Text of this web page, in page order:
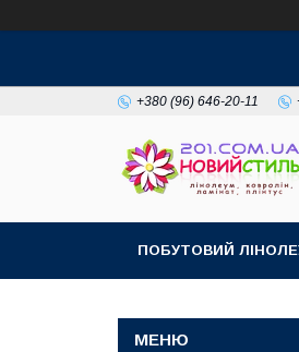
+380 (96) 646-20-11
ПОБУТОВИЙ